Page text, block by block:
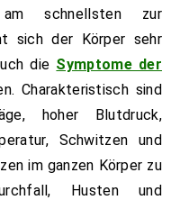
am schnellsten zur
sich der Körper sehr
die Symptome der
Charakteristisch sind
hoher Blutdruck,
Schwitzen und
im ganzen Körper zu
Husten und